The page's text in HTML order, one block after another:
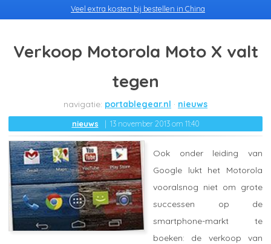
Veel extra kosten bij bestellen in China
Verkoop Motorola Moto X valt
tegen
portablegear.nl nieuws
nieuws 13 november 2013 om 11:40
Ook onder leiding van
Google lukt het Motorola
vooralsnog niet om grote
successen op de
smartphone-markt te
boeken: de verkoop van